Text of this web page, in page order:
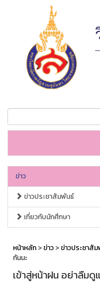
ข่าว
ข่าวประชาสัมพันธ์
เกี่ยวกับนักศึกษา
หน้าหลัก>ข่าว>ข่าวประชาสั
กันนะ
เข้าสู่หน้าฝน อย่าลืม